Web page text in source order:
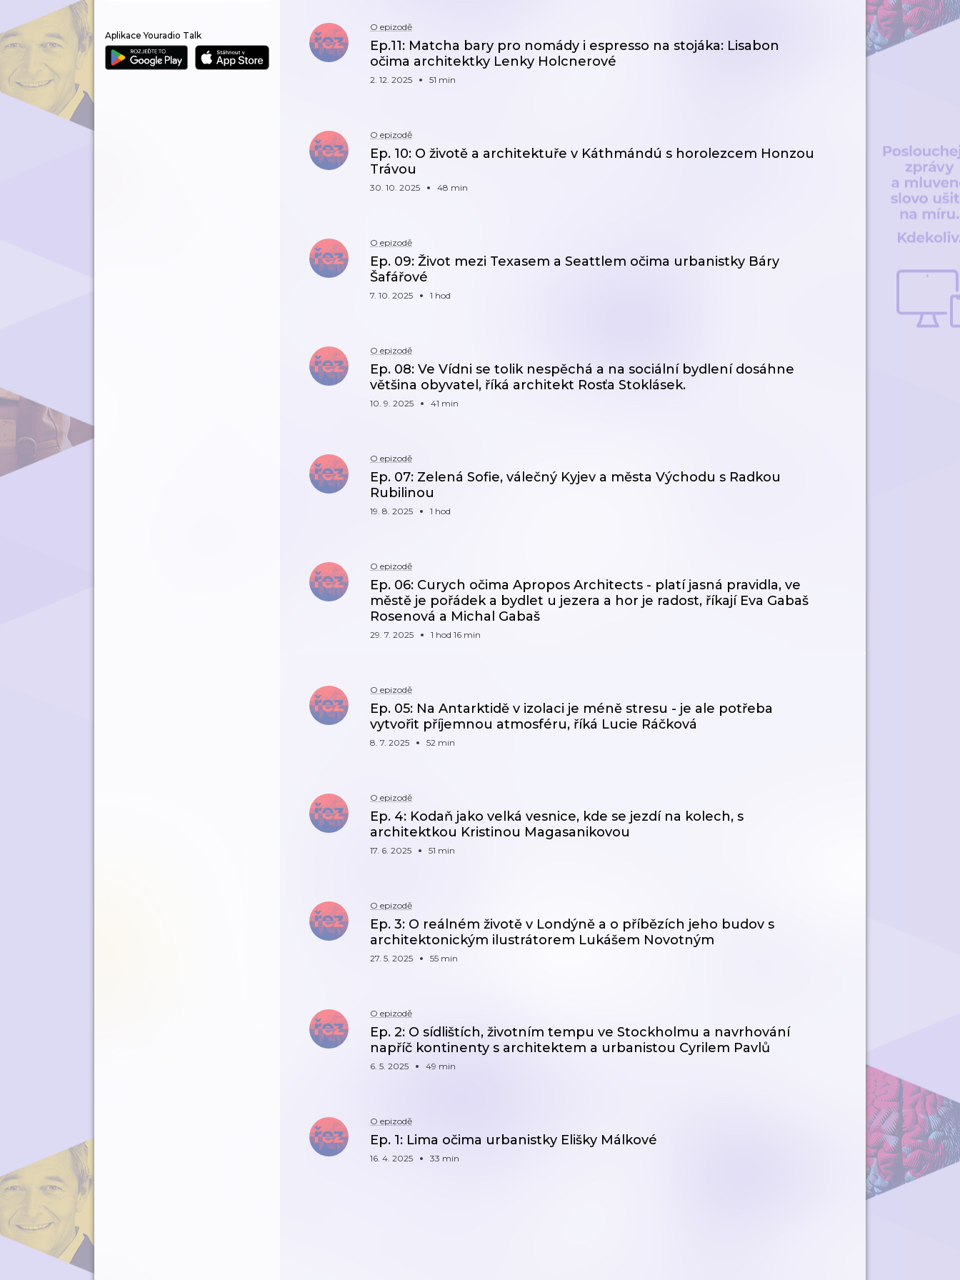
Aplikace Youradio Talk
O epizodě
Ep.11: Matcha bary pro nomády i espresso na stojáka: Lisabon
očima architektky Lenky Holcnerové
2. 12. 2025 51 min
O epizodě
Ep. 10: O životě a architektuře v Káthmándú s horolezcem Honzou
Trávou
30. 10. 2025 48 min
O epizodě
Ep. 09: Život mezi Texasem a Seattlem očima urbanistky Báry
Šafářové
7. 10. 2025 1 hod
O epizodě
Ep. 08: Ve Vídni se tolik nespěchá a na sociální bydlení dosáhne
většina obyvatel, říká architekt Rosťa Stoklásek.
10. 9. 2025 41 min
O epizodě
Ep. 07: Zelená Sofie, válečný Kyjev a města Východu s Radkou
Rubilinou
19. 8. 2025 1 hod
O epizodě
Ep. 06: Curych očima Apropos Architects - platí jasná pravidla, ve
městě je pořádek a bydlet u jezera a hor je radost, říkají Eva Gabaš
Rosenová a Michal Gabaš
29. 7. 2025 1 hod 16 min
O epizodě
Ep. 05: Na Antarktidě v izolaci je méně stresu - je ale potřeba
vytvořit příjemnou atmosféru, říká Lucie Ráčková
8. 7. 2025 52 min
O epizodě
Ep. 4: Kodaň jako velká vesnice, kde se jezdí na kolech, s
architektkou Kristinou Magasanikovou
17. 6. 2025 51 min
O epizodě
Ep. 3: O reálném životě v Londýně a o příbězích jeho budov s
architektonickým ilustrátorem Lukášem Novotným
27. 5. 2025 55 min
O epizodě
Ep. 2: O sídlištích, životním tempu ve Stockholmu a navrhování
napříč kontinenty s architektem a urbanistou Cyrilem Pavlů
6. 5. 2025 49 min
O epizodě
Ep. 1: Lima očima urbanistky Elišky Málkové
16. 4. 2025 33 min